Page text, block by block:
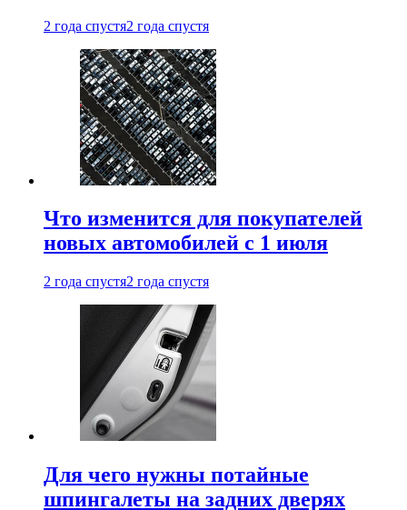
2 года спустя2 года спустя
Что изменится для покупателей
новых автомобилей с 1 июля
2 года спустя2 года спустя
Для чего нужны потайные
шпингалеты на задних дверях